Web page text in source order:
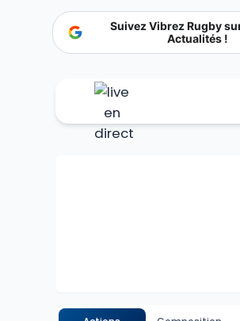
Suivez Vibrez Rugby
Actualités !